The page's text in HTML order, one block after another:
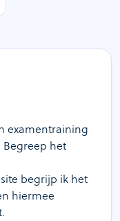
examentraining
Begreep het
begrijp ik het
hiermee